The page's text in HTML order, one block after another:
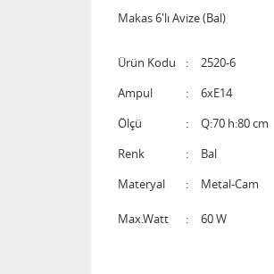
Makas 6'lı Avize (Bal)
Ürün Kodu :
2520-6
Ampul
:
6xE14
Ölçü
:
Q:70 h:80 cm
Renk
:
Bal
Materyal
: Metal-Cam
Max.Watt : 60 W